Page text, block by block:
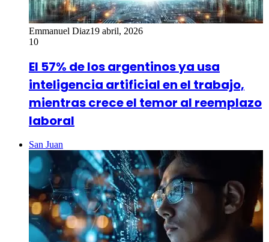
Emmanuel Diaz19 abril, 2026
10
El 57% de los argentinos ya usa
inteligencia artificial en el trabajo,
mientras crece el temor al reemplazo
laboral
San Juan